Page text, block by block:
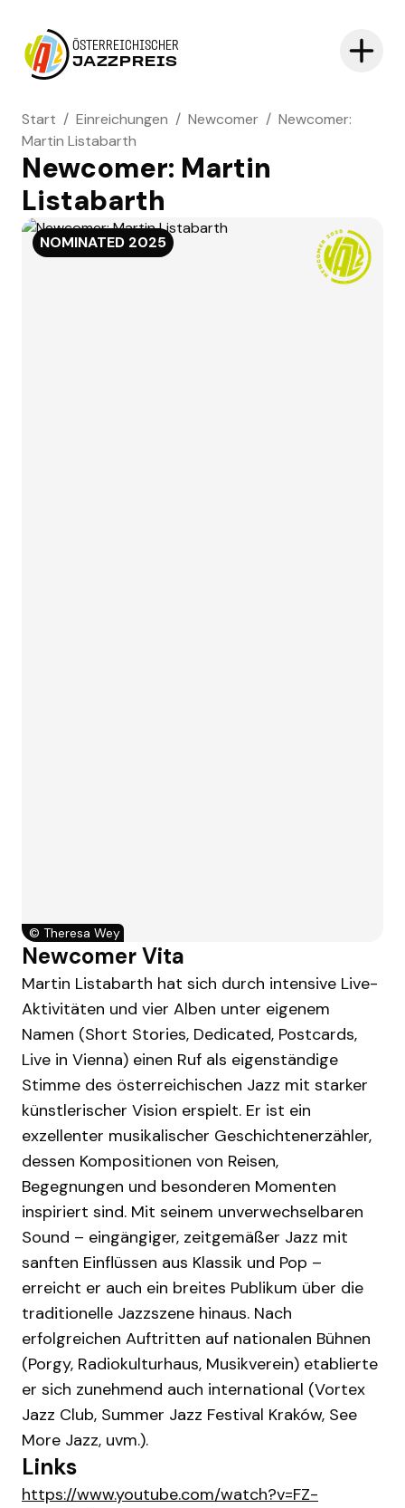
ÖSTERREICHISCHER
JAZZPREIS
Start / Einreichungen / Newcomer / Newcomer:
Martin Listabarth
Newcomer: Martin
Listabarth
NOMINATED 2025
© Theresa Wey
Newcomer Vita
Martin Listabarth hat sich durch intensive Live-
Aktivitäten und vier Alben unter eigenem
Namen (Short Stories, Dedicated, Postcards,
Live in Vienna) einen Ruf als eigenständige
Stimme des österreichischen Jazz mit starker
künstlerischer Vision erspielt. Er ist ein
exzellenter musikalischer Geschichtenerzähler,
dessen Kompositionen von Reisen,
Begegnungen und besonderen Momenten
inspiriert sind. Mit seinem unverwechselbaren
Sound – eingängiger, zeitgemäßer Jazz mit
sanften Einflüssen aus Klassik und Pop –
erreicht er auch ein breites Publikum über die
traditionelle Jazzszene hinaus. Nach
erfolgreichen Auftritten auf nationalen Bühnen
(Porgy, Radiokulturhaus, Musikverein) etablierte
er sich zunehmend auch international (Vortex
Jazz Club, Summer Jazz Festival Kraków, See
More Jazz, uvm.).
Links
https://www.youtube.com/watch?v=FZ-